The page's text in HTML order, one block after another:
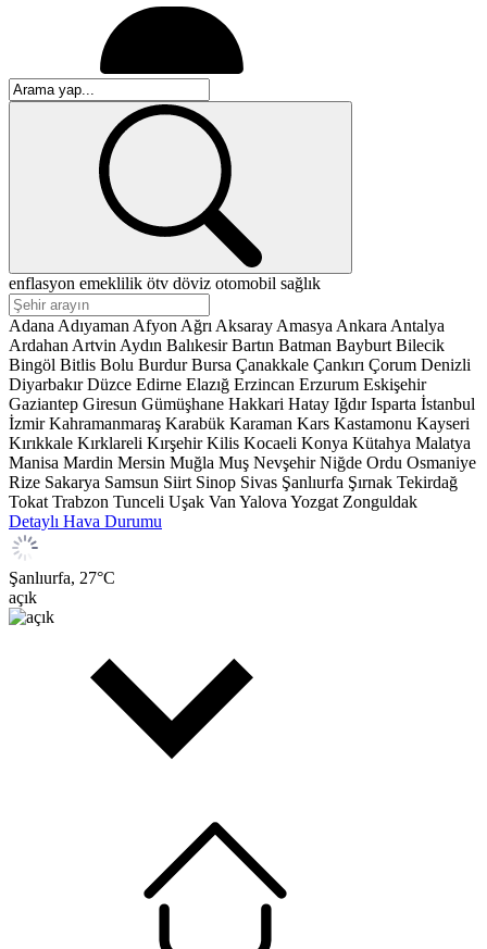
enflasyon emeklilik ötv döviz otomobil sağlık
Adana Adıyaman Afyon Ağrı Aksaray Amasya Ankara Antalya
Ardahan Artvin Aydın Balıkesir Bartın Batman Bayburt Bilecik
Bingöl Bitlis Bolu Burdur Bursa Çanakkale Çankırı Çorum Denizli
Diyarbakır Düzce Edirne Elazığ Erzincan Erzurum Eskişehir
Gaziantep Giresun Gümüşhane Hakkari Hatay Iğdır Isparta İstanbul
İzmir Kahramanmaraş Karabük Karaman Kars Kastamonu Kayseri
Kırıkkale Kırklareli Kırşehir Kilis Kocaeli Konya Kütahya Malatya
Manisa Mardin Mersin Muğla Muş Nevşehir Niğde Ordu Osmaniye
Rize Sakarya Samsun Siirt Sinop Sivas Şanlıurfa Şırnak Tekirdağ
Tokat Trabzon Tunceli Uşak Van Yalova Yozgat Zonguldak
Detaylı Hava Durumu
Şanlıurfa, 27°C
açık